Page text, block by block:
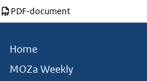
Download deze pagina als
PDF-document
Home
MOZa Weekly